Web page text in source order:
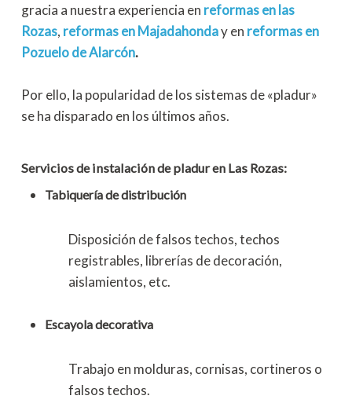
gracia a nuestra experiencia en reformas en las
Rozas, reformas en Majadahonday en reformas en
Pozuelo de Alarcón.
Por ello, la popularidad de los sistemas de «pladur»
se ha disparado en los últimos años.
Servicios de instalación de pladur en Las Rozas:
Tabiquería de distribución
Disposición de falsos techos, techos
registrables, librerías de decoración,
aislamientos, etc.
Escayola decorativa
Trabajo en molduras, cornisas, cortineros o
falsos techos.